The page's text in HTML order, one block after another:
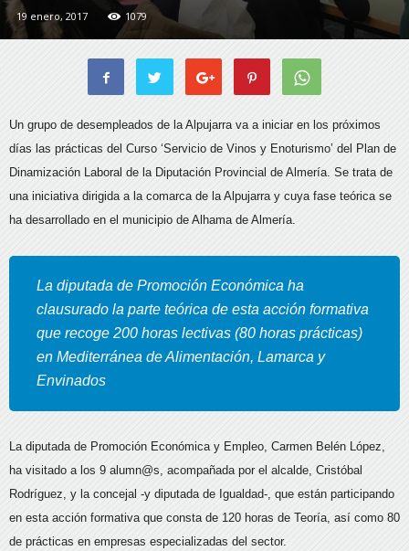
19 enero, 2017 1079
Un grupo de desempleados de la Alpujarra va a iniciar en los próximos
días las prácticas del Curso ‘Servicio de Vinos y Enoturismo’ del Plan de
Dinamización Laboral de la Diputación Provincial de Almería. Se trata de
una iniciativa dirigida a la comarca de la Alpujarra y cuya fase teórica se
ha desarrollado en el municipio de Alhama de Almería.
La diputada de Promoción Económica ha
clausurado la parte teórica de esta acción formativa
que recoge 200 horas lectivas (80 horas prácticas)
en Mediterránea de Alimentación, Lamarca y
Envinados
La diputada de Promoción Económica y Empleo, Carmen Belén López,
ha visitado a los 9 alumn@s, acompañada por el alcalde, Cristóbal
Rodríguez, y la concejal -y diputada de Igualdad-, que están participando
en esta acción formativa que consta de 120 horas de Teoría, así como 80
de prácticas en empresas especializadas del sector.